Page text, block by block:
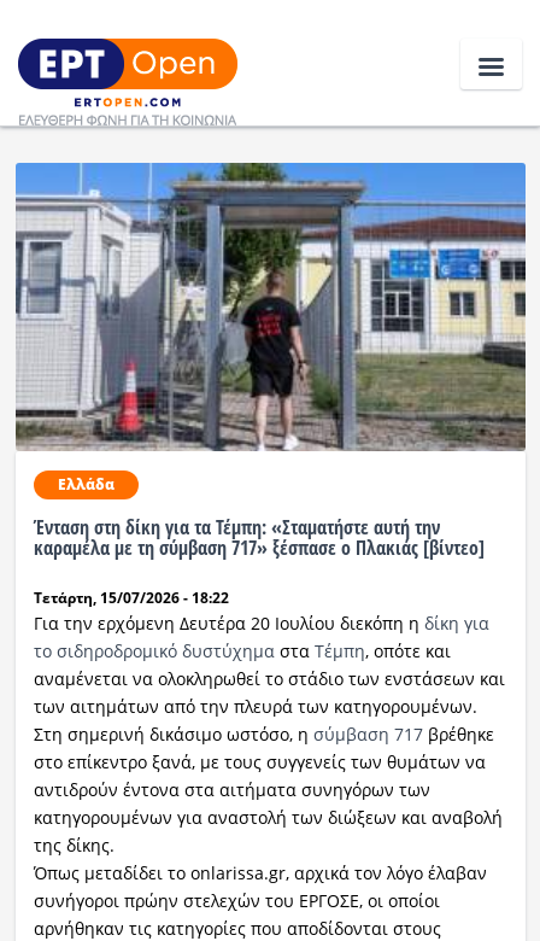
Ειδήσεις
Ελλάδα
Κοινωνία
Πολιτική
Οικονομία
Αθλητικά
Κόσμος
Ραδιόφωνο LIVE
Εκπομπές
Πολιτισμός
Ελλάδα
Ένταση στη δίκη για τα Τέμπη: «Σταματήστε αυτή την
καραμέλα με τη σύμβαση 717» ξέσπασε ο Πλακιάς [βίντεο]
Τετάρτη, 15/07/2026 - 18:22
Για την ερχόμενη Δευτέρα 20 Ιουλίου διεκόπη η δίκη για
το σιδηροδρομικό δυστύχημαστα Τέμπη, οπότε και
αναμένεται να ολοκληρωθεί το στάδιο των ενστάσεων και
των αιτημάτων από την πλευρά των κατηγορουμένων.
Στη σημερινή δικάσιμο ωστόσο, η σύμβαση 717βρέθηκε
στο επίκεντρο ξανά, με τους συγγενείς των θυμάτων να
αντιδρούν έντονα στα αιτήματα συνηγόρων των
κατηγορουμένων για αναστολή των διώξεων και αναβολή
της δίκης.
Όπως μεταδίδει το onlarissa.gr, αρχικά τον λόγο έλαβαν
συνήγοροι πρώην στελεχών του ΕΡΓΟΣΕ, οι οποίοι
αρνήθηκαν τις κατηγορίες που αποδίδονται στους